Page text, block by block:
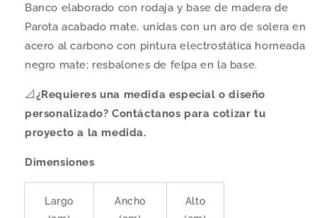
Banco elaborado con rodaja y base de madera de
Parota acabado mate, unidas con un aro de solera en
acero al carbono con pintura electrostática horneada
negro mate; resbalones de felpa en la base.
📐 ¿Requieres una medida especial o diseño
personalizado? Contáctanos para cotizar tu
proyecto a la medida.
Dimensiones
Largo
Ancho
Alto